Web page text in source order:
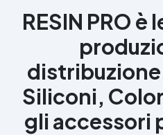
RESIN PRO è
distribuzione
Siliconi,
gli accessori